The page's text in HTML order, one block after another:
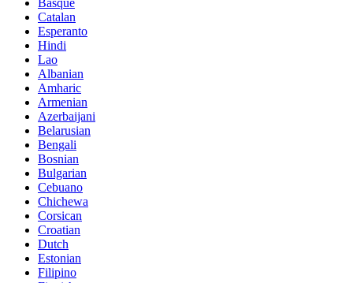
Basque
Catalan
Esperanto
Hindi
Lao
Albanian
Amharic
Armenian
Azerbaijani
Belarusian
Bengali
Bosnian
Bulgarian
Cebuano
Chichewa
Corsican
Croatian
Dutch
Estonian
Filipino